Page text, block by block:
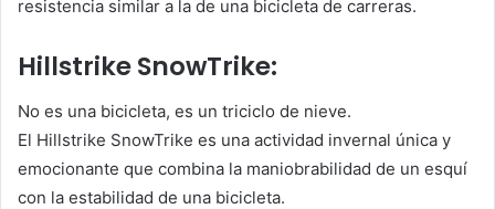
resistencia similar a la de una bicicleta de carreras.
Hillstrike SnowTrike:
No es una bicicleta, es un triciclo de nieve.
El Hillstrike SnowTrike es una actividad invernal única y
emocionante que combina la maniobrabilidad de un esquí
con la estabilidad de una bicicleta.